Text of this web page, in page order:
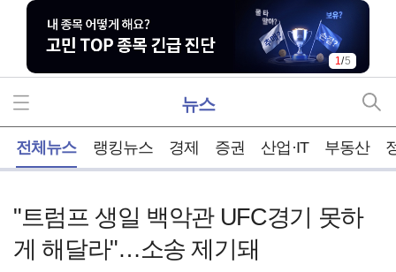
1/5
뉴스
전체뉴스 랭킹뉴스 경제 증권 산업·IT 부동산
"트럼프 생일 백악관 UFC경기 못하
게 해달라"…소송 제기돼